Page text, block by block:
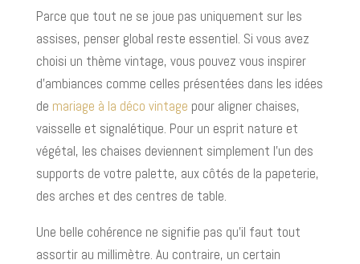
Parce que tout ne se joue pas uniquement sur les
assises, penser global reste essentiel. Si vous avez
choisi un thème vintage, vous pouvez vous inspirer
d’ambiances comme celles présentées dans les idées
de mariage à la déco vintage pour aligner chaises,
vaisselle et signalétique. Pour un esprit nature et
végétal, les chaises deviennent simplement l’un des
supports de votre palette, aux côtés de la papeterie,
des arches et des centres de table.
Une belle cohérence ne signifie pas qu’il faut tout
assortir au millimètre. Au contraire, un certain